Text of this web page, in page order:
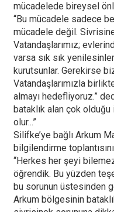
mücadelede bireysel
“Bu mücadele sadece
mücadele değil.
Vatandaşlarımız;
varsa sık sık
kurutsunlar. Gerekirse
Vatandaşlarımızla
almayı hedefliyoruz.”
bataklık alan çok
olur...”
Silifke’ye bağlı Arkum
bilgilendirme
“Herkes her şeyi
öğrendik. Bu yüzden
bu sorunun üstesinden
Arkum bölgesinin